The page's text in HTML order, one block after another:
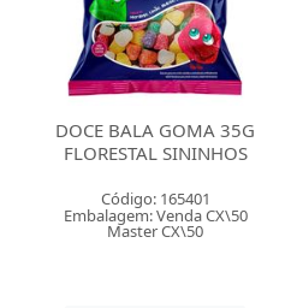
DOCE BALA GOMA 35G
FLORESTAL SININHOS
Código: 165401
Embalagem: Venda CX\50
Master CX\50